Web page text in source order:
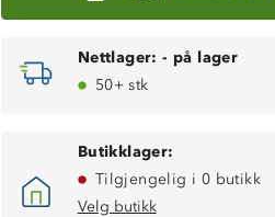
Nettlager: - på lager
50+ stk
Butikklager:
Tilgjengelig i 0 butikk
Velg butikk